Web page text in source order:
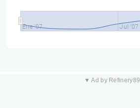
Ene '07 Jul '07
▼ Ad by Refinery89